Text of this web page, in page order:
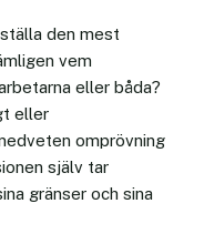
den mest
vem
eller båda?
eller
omprövning
själv tar
gränser och sina